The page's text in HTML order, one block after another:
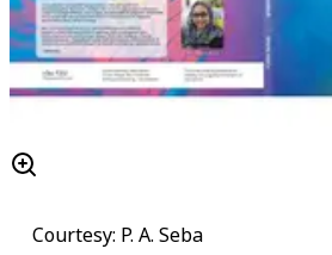
Courtesy: P. A. Seba